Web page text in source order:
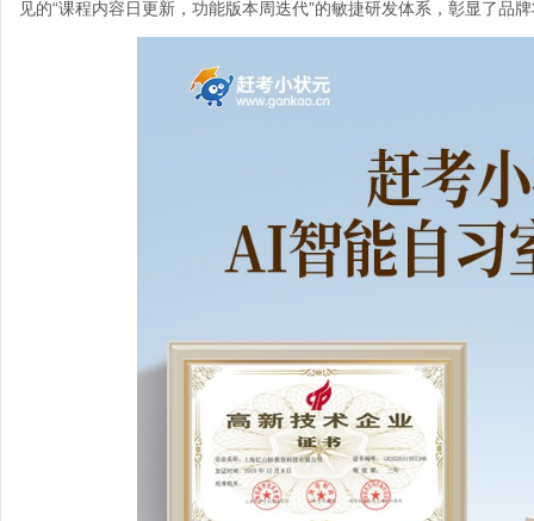
见的“课程内容日更新，功能版本周迭代”的敏捷研发体系，彰显了品